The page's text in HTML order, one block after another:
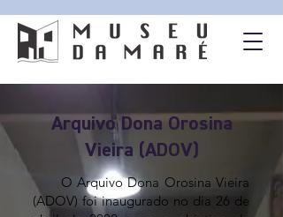
Arquivo Dona Orosina
Vieira (ADOV)
O Arquivo Dona Orosina Vieira
(ADOV) foi inaugurado no dia 26 de